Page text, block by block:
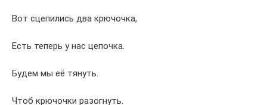
Вот сцепились два крючочка,
Есть теперь у нас цепочка.
Будем мы её тянуть.
Чтоб крючочки разогнуть.